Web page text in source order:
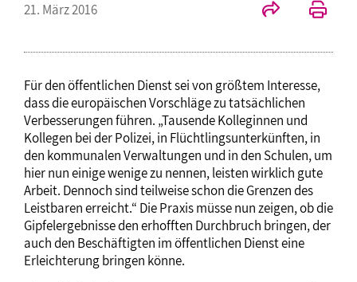
21. März 2016
Für den öffentlichen Dienst sei von größtem Interesse,
dass die europäischen Vorschläge zu tatsächlichen
Verbesserungen führen. „Tausende Kolleginnen und
Kollegen bei der Polizei, in Flüchtlingsunterkünften, in
den kommunalen Verwaltungen und in den Schulen, um
hier nun einige wenige zu nennen, leisten wirklich gute
Arbeit. Dennoch sind teilweise schon die Grenzen des
Leistbaren erreicht.“ Die Praxis müsse nun zeigen, ob die
Gipfelergebnisse den erhofften Durchbruch bringen, der
auch den Beschäftigten im öffentlichen Dienst eine
Erleichterung bringen könne.